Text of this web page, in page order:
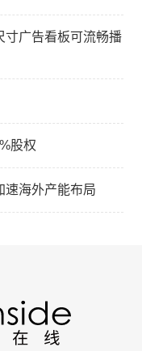
寸广告看板可流畅播
股权
速海外产能布局